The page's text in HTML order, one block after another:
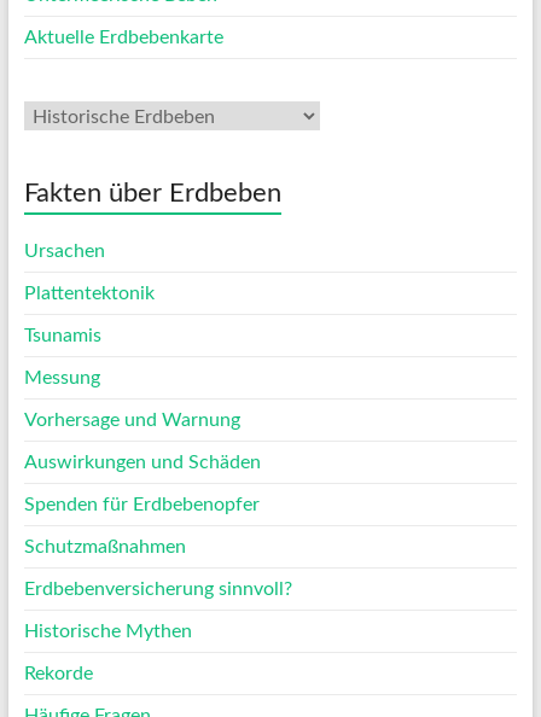
Aktuelle Erdbebenkarte
Fakten über Erdbeben
Ursachen
Plattentektonik
Tsunamis
Messung
Vorhersage und Warnung
Auswirkungen und Schäden
Spenden für Erdbebenopfer
Schutzmaßnahmen
Erdbebenversicherung sinnvoll?
Historische Mythen
Rekorde